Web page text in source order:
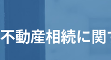
不動産相続に関